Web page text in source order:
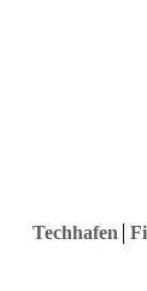
Techhafen